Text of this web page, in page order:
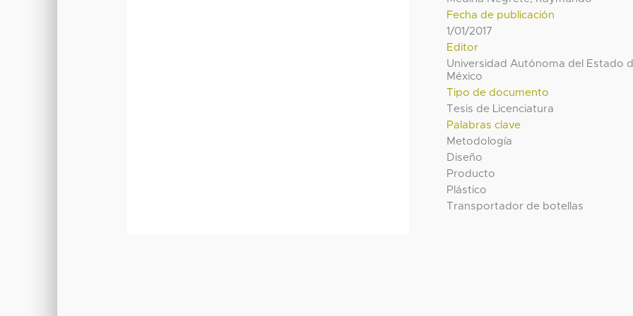
Fecha de publicación
1/01/2017
Editor
Universidad Autónoma del Estado
México
Tipo de documento
Tesis de Licenciatura
Palabras clave
Metodología
Diseño
Producto
Plástico
Transportador de botellas